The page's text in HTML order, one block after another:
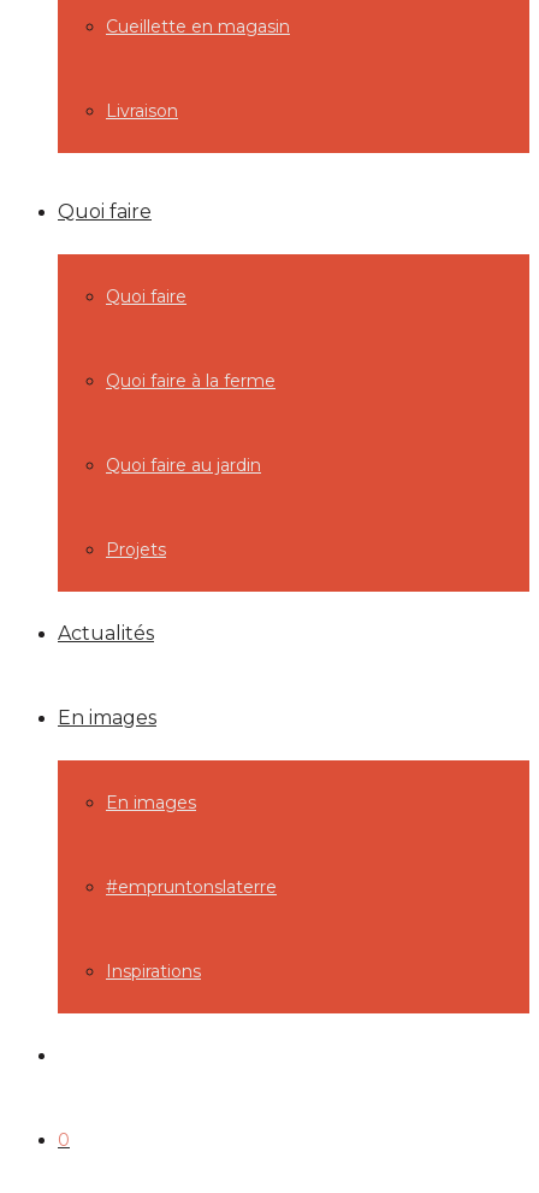
Cueillette en magasin
Livraison
Quoi faire
Quoi faire
Quoi faire à la ferme
Quoi faire au jardin
Projets
Actualités
En images
En images
#empruntonslaterre
Inspirations
0